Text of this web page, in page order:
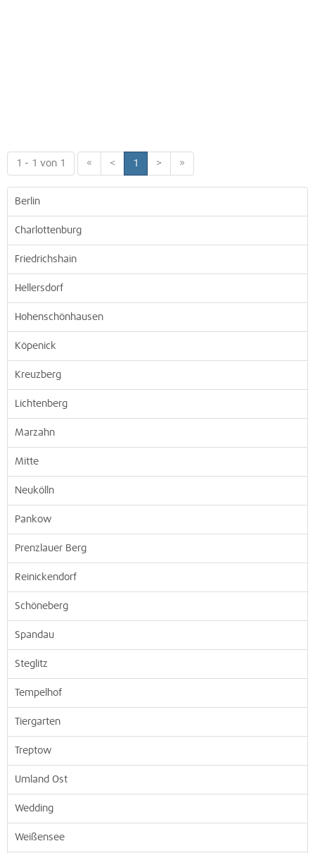
1 - 1 von 1 « < 1 > »
Berlin
Charlottenburg
Friedrichshain
Hellersdorf
Hohenschönhausen
Köpenick
Kreuzberg
Lichtenberg
Marzahn
Mitte
Neukölln
Pankow
Prenzlauer Berg
Reinickendorf
Schöneberg
Spandau
Steglitz
Tempelhof
Tiergarten
Treptow
Umland Ost
Wedding
Weißensee